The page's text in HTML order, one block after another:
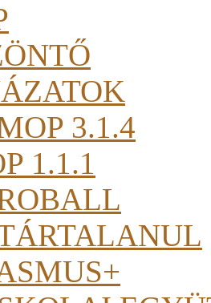
3.1.4
1.1.1